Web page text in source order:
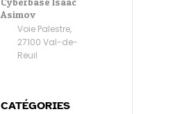
Asimov
Voie Palestre,
27100 Val-de-
Reuil
CATÉGORIES